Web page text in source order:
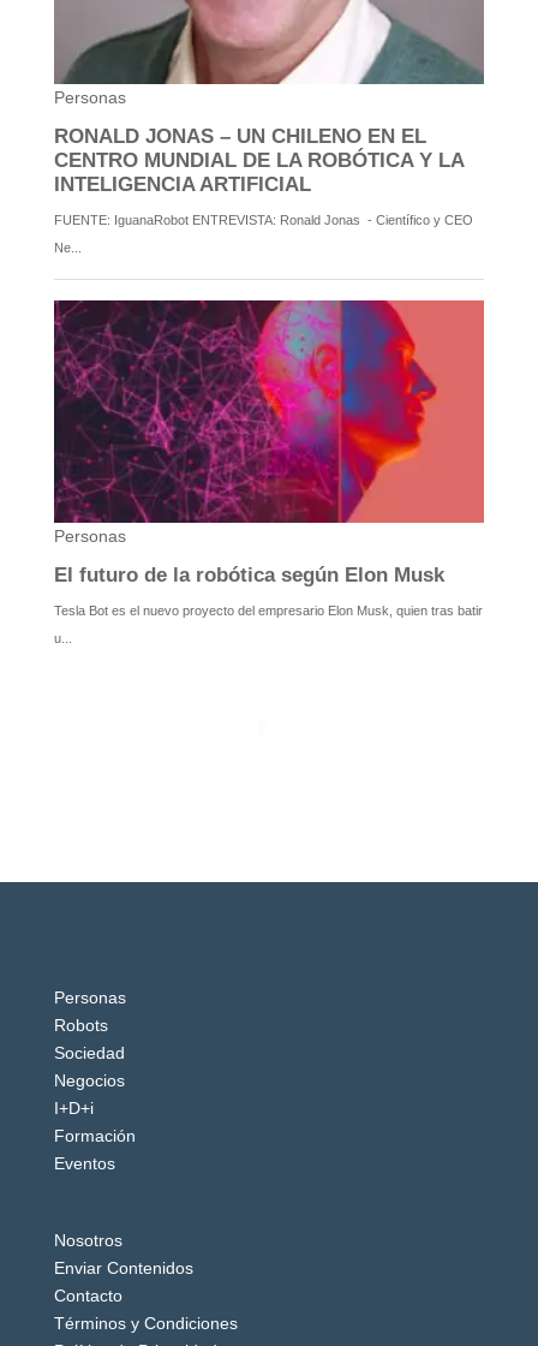
Personas
Robots
Sociedad
Negocios
I+D+i
Formación
Eventos
Nosotros
Enviar Contenidos
Contacto
Términos y Condiciones